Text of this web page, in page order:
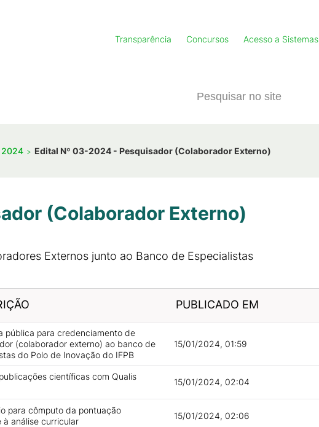
Transparência Concursos Acesso a Sistemas
2024 Edital Nº 03-2024 - Pesquisador (Colaborador Externo)
(Colaborador Externo)
Externos junto ao Banco de Especialistas
PUBLICADO EM
pública para credenciamento de
(colaborador externo) ao banco de
do Polo de Inovação do IFPB
15/01/2024, 01:59
científicas com Qualis
15/01/2024, 02:04
para cômputo da pontuação
à análise curricular
15/01/2024, 02:06